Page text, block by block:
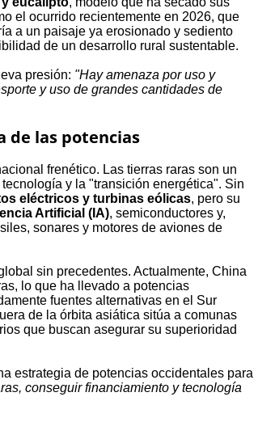
el ocurrido recientemente en 2026, que
a un paisaje ya erosionado y sediento
de un desarrollo rural sustentable.
presión: "Hay amenaza por uso y
y uso de grandes cantidades de
de las potencias
frenético. Las tierras raras son un
y la "transición energética". Sin
eléctricos y turbinas eólicas, pero su
Artificial (IA), semiconductores y,
sonares y motores de aviones de
sin precedentes. Actualmente, China
lo que ha llevado a potencias
fuentes alternativas en el Sur
de la órbita asiática sitúa a comunas
que buscan asegurar su superioridad
estrategia de potencias occidentales para
conseguir financiamiento y tecnología